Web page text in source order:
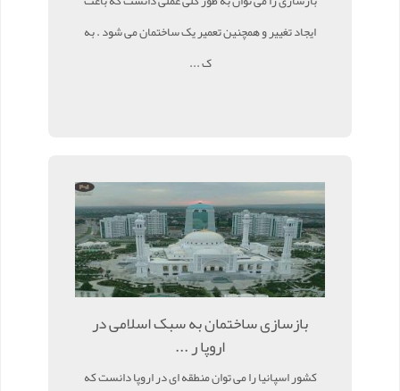
ایجاد تغییر و همچنین تعمیر یک ساختمان می شود . به
ک ...
بازسازی ساختمان به سبک اسلامی در
اروپا ر ...
کشور اسپانیا را می توان منطقه ای در اروپا دانست که